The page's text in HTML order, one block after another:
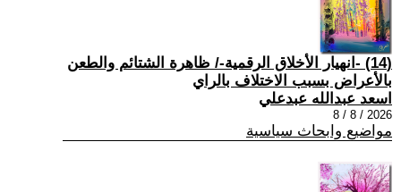
(14) -انهيار الأخلاق الرقمية-/ ظاهرة الشتائم والطعن
بالأعراض بسبب الاختلاف بالراي
اسعد عبدالله عبدعلي
2026 / 8 / 8
مواضيع وابحاث سياسية